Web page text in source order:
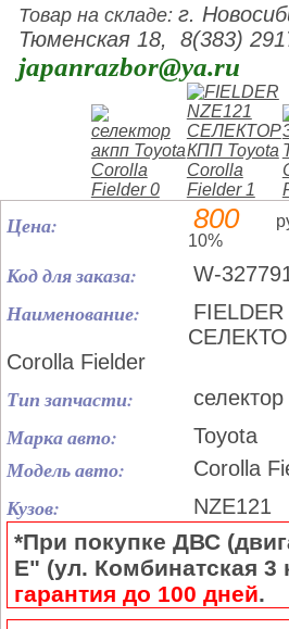
Товар на складе:г.
Тюменская 18, 8(383)
japanrazbor@ya.ru
Цена: 800
10%
Код для заказа: W-
Наименование:
Corolla Fielder
Тип запчасти: селектор
Марка авто: Toyota
Модель авто: Corolla
Кузов: NZE121
*При покупке ДВС
Е" (ул. Комбинатская 3
гарантия до 100 дней.